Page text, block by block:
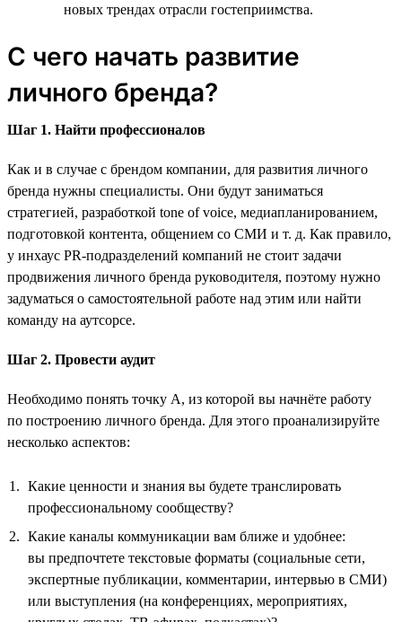
новых трендах отрасли гостеприимства.
С чего начать развитие
личного бренда?
Шаг 1. Найти профессионалов
Как и в случае с брендом компании, для развития личного
бренда нужны специалисты. Они будут заниматься
стратегией, разработкой tone of voice, медиапланированием,
подготовкой контента, общением со СМИ и т. д. Как правило,
у инхаус PR-подразделений компаний не стоит задачи
продвижения личного бренда руководителя, поэтому нужно
задуматься о самостоятельной работе над этим или найти
команду на аутсорсе.
Шаг 2. Провести аудит
Необходимо понять точку А, из которой вы начнёте работу
по построению личного бренда. Для этого проанализируйте
несколько аспектов:
Какие ценности и знания вы будете транслировать
профессиональному сообществу?
Какие каналы коммуникации вам ближе и удобнее:
вы предпочтете текстовые форматы (социальные сети,
экспертные публикации, комментарии, интервью в СМИ)
или выступления (на конференциях, мероприятиях,